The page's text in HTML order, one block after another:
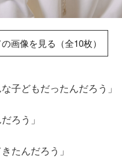
画像を見る（全10枚）
子どもだったんだろう」
ろう」
たんだろう」